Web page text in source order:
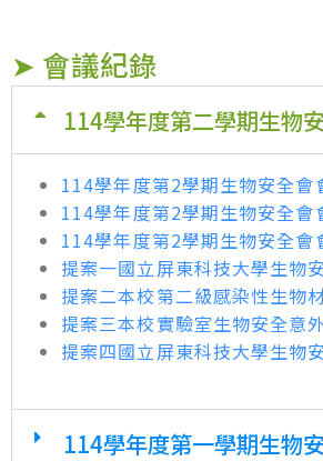
➤ 會議紀錄
114學年度第二學期生物
114學年度第2學期生物安全
114學年度第2學期生物安全
114學年度第2學期生物安全
提案一國立屏東科技大學生物
提案二本校第二級感染性生物
提案三本校實驗室生物安全意
提案四國立屏東科技大學生物
114學年度第一學期生物